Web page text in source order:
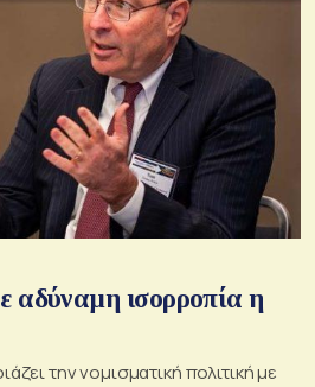
αδύναμη ισορροπία η
την νομισματική πολιτική με